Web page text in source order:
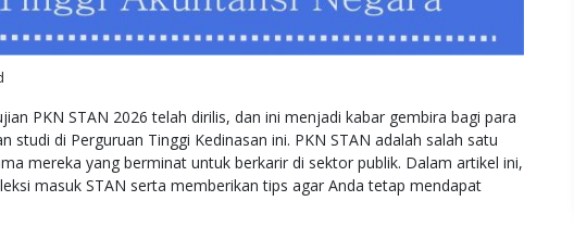
PKN STAN 2026 telah dirilis, dan ini menjadi kabar gembira bagi para
studi di Perguruan Tinggi Kedinasan ini. PKN STAN adalah salah satu
mereka yang berminat untuk berkarir di sektor publik. Dalam artikel ini,
masuk STAN serta memberikan tips agar Anda tetap mendapat